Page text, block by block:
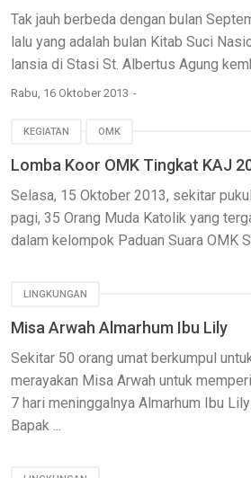
Tak jauh berbeda dengan bulan
lalu yang adalah bulan Kitab Suci
lansia di Stasi St. Albertus Agung
Rabu, 16 Oktober 2013
KEGIATAN OMK
Lomba Koor OMK Tingkat KAJ
Selasa, 15 Oktober 2013, sekitar
pagi, 35 Orang Muda Katolik yang
dalam kelompok Paduan Suara OMK
LINGKUNGAN
Misa Arwah Almarhum Ibu Lily
Sekitar 50 orang umat berkumpul
merayakan Misa Arwah untuk
7 hari meninggalnya Almarhum Ibu
Bapak ...